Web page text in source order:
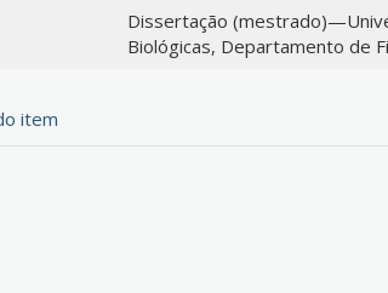
Dissertação
Biológicas, Departamento de
item